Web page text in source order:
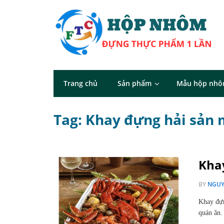
Trang chủ Sản phẩm Mẫu hộp
Tag: Khay đựng hải sản
BY
Khay
quán